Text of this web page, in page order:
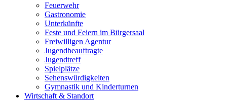
Feuerwehr
Gastronomie
Unterkünfte
Feste und Feiern im Bürgersaal
Freiwilligen Agentur
Jugendbeauftragte
Jugendtreff
Spielplätze
Sehenswürdigkeiten
Gymnastik und Kinderturnen
Wirtschaft & Standort